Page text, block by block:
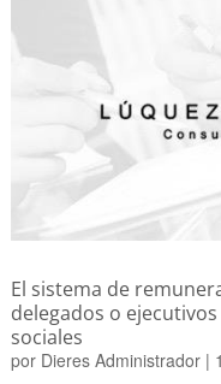
El sistema de
delegados o
sociales
por Dieres Administrador|